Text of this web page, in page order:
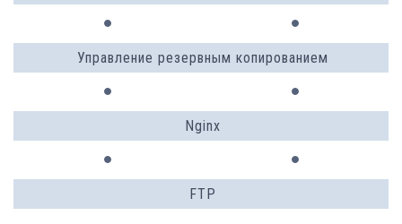
Управление резервным копированием
Nginx
FTP